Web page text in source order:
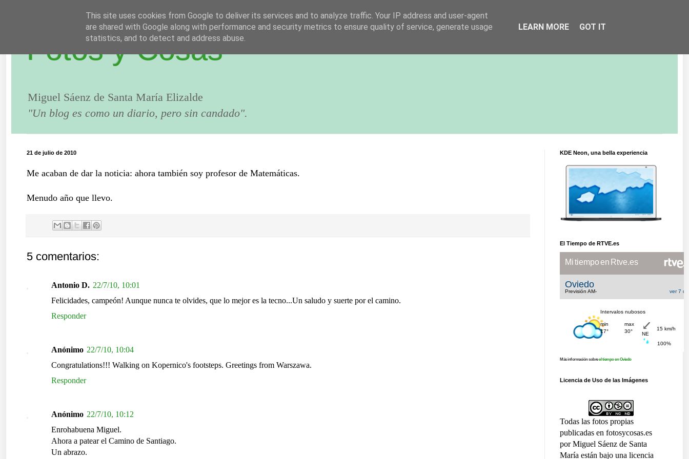
Fotos y Cosas
Miguel Sáenz de Santa María Elizalde
"Un blog es como un diario, pero sin candado".
21 de julio de 2010
Me acaban de dar la noticia: ahora también soy profesor de Matemáticas.
Menudo año que llevo.
5 comentarios:
Antonio D. 22/7/10, 10:01
Felicidades, campeón! Aunque nunca te olvides, que lo mejor es la tecno...Un saludo y suerte por el camino.
Responder
Anónimo 22/7/10, 10:04
Congratulations!!! Walking on Kopernico's footsteps. Greetings from Warszawa.
Responder
Anónimo 22/7/10, 10:12
Enrohabuena Miguel.
Ahora a patear el Camino de Santiago.
Un abrazo.
KDE Neon, una bella experiencia
El Tiempo de RTVE.es
Más información sobreel tiempo en Oviedo
Licencia de Uso de las Imágenes
Todas las fotos propias
publicadas en fotosycosas.es
por Miguel Sáenz de Santa
María están bajo una licencia
This site uses cookies from Google to deliver its services and to analyze traffic. Your IP address and user-agent
are shared with Google along with performance and security metrics to ensure quality of service, generate usage
statistics, and to detect and address abuse.
LEARN MORE GOT IT